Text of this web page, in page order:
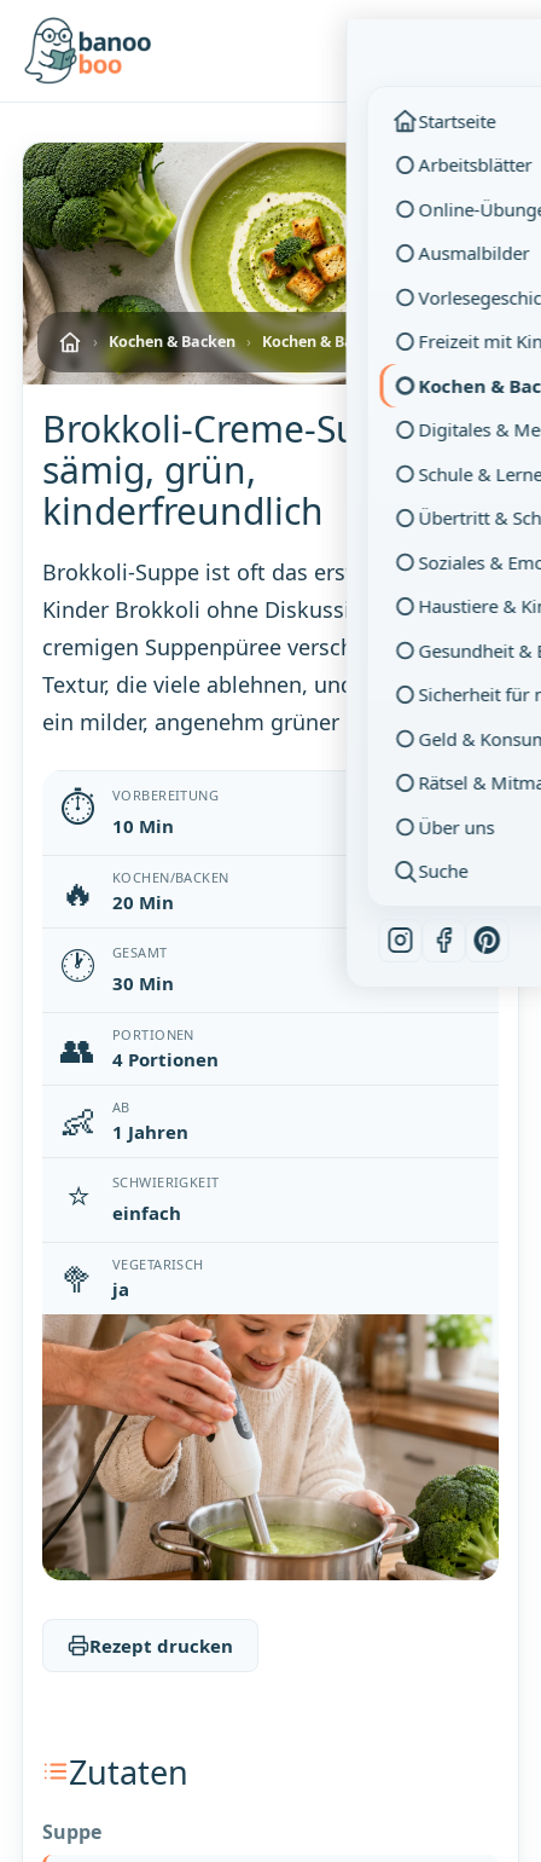
Startseite
Arbeitsblätter
Online-
Ausmalbilder
Freizeit mit
Kochen &
Digitales &
Schule &
Übertritt &
Soziales &
Haustiere &
Gesundheit &
Sicherheit für
Geld &
Rätsel &
Über uns
Suche
› Kochen & Backen › Kochen & Backen mit Kindern
⏱ 4 Min. Lesezeit
Brokkoli-Creme-Suppe –
sämig, grün,
kinderfreundlich
Brokkoli-Suppe ist oft das erste Mal, dass
Kinder Brokkoli ohne Diskussion essen – im
cremigen Suppenpüree verschwindet die
Textur, die viele ablehnen, und was bleibt ist
ein milder, angenehm grüner Geschmack.
⏱ VORBEREITUNG
10 Min
🔥 KOCHEN/BACKEN
20 Min
🕐 GESAMT
30 Min
👥 PORTIONEN
4 Portionen
👶 AB
1 Jahren
⭐ SCHWIERIGKEIT
einfach
🥦 VEGETARISCH
ja
Rezept drucken
Zutaten
Suppe